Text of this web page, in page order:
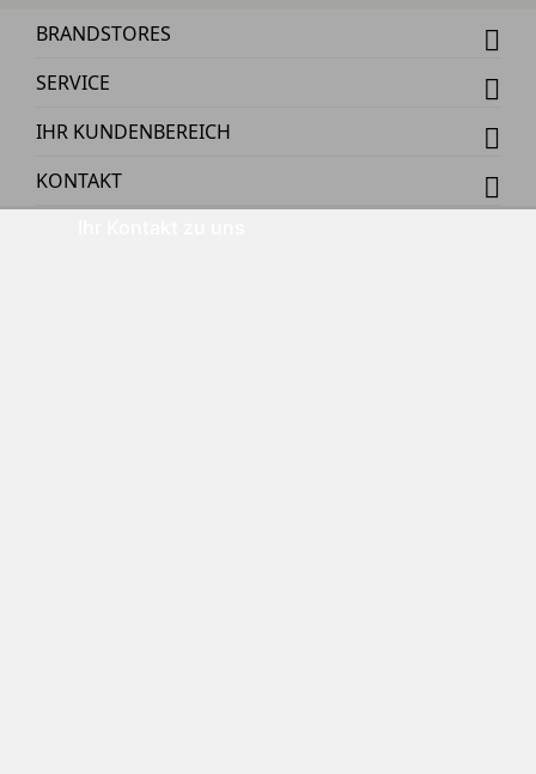
BRANDSTORES
SERVICE
IHR KUNDENBEREICH
KONTAKT